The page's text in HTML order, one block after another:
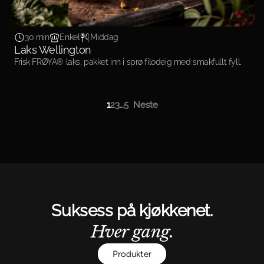
30 min Enkel Middag
Laks Wellington
Frisk FRØYA® laks, pakket inn i sprø filodeig med smakfullt fyll.
123…5 Neste
Suksess på kjøkkenet.
Hver gang.
Produkter